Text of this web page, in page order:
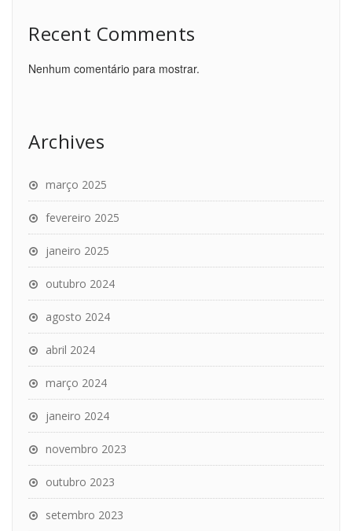
Recent Comments
Nenhum comentário para mostrar.
Archives
março 2025
fevereiro 2025
janeiro 2025
outubro 2024
agosto 2024
abril 2024
março 2024
janeiro 2024
novembro 2023
outubro 2023
setembro 2023